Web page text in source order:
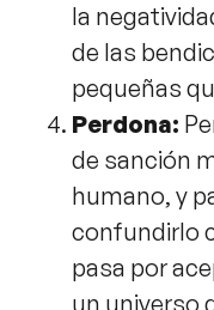
la
de las
pequeñas
Perdona:
de sanción
humano, y
confundirlo
pasa por
un universo